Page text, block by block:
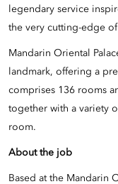
legendary service
the very cutting-edge
Mandarin Oriental
landmark, offering a
comprises 136 rooms
together with a variety
room.
About the job
Based at the Mandarin